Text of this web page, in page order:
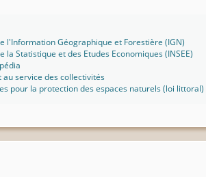
l'Information Géographique et Forestière (IGN)
la Statistique et des Etudes Economiques (INSEE)
au service des collectivités
pour la protection des espaces naturels (loi littoral)